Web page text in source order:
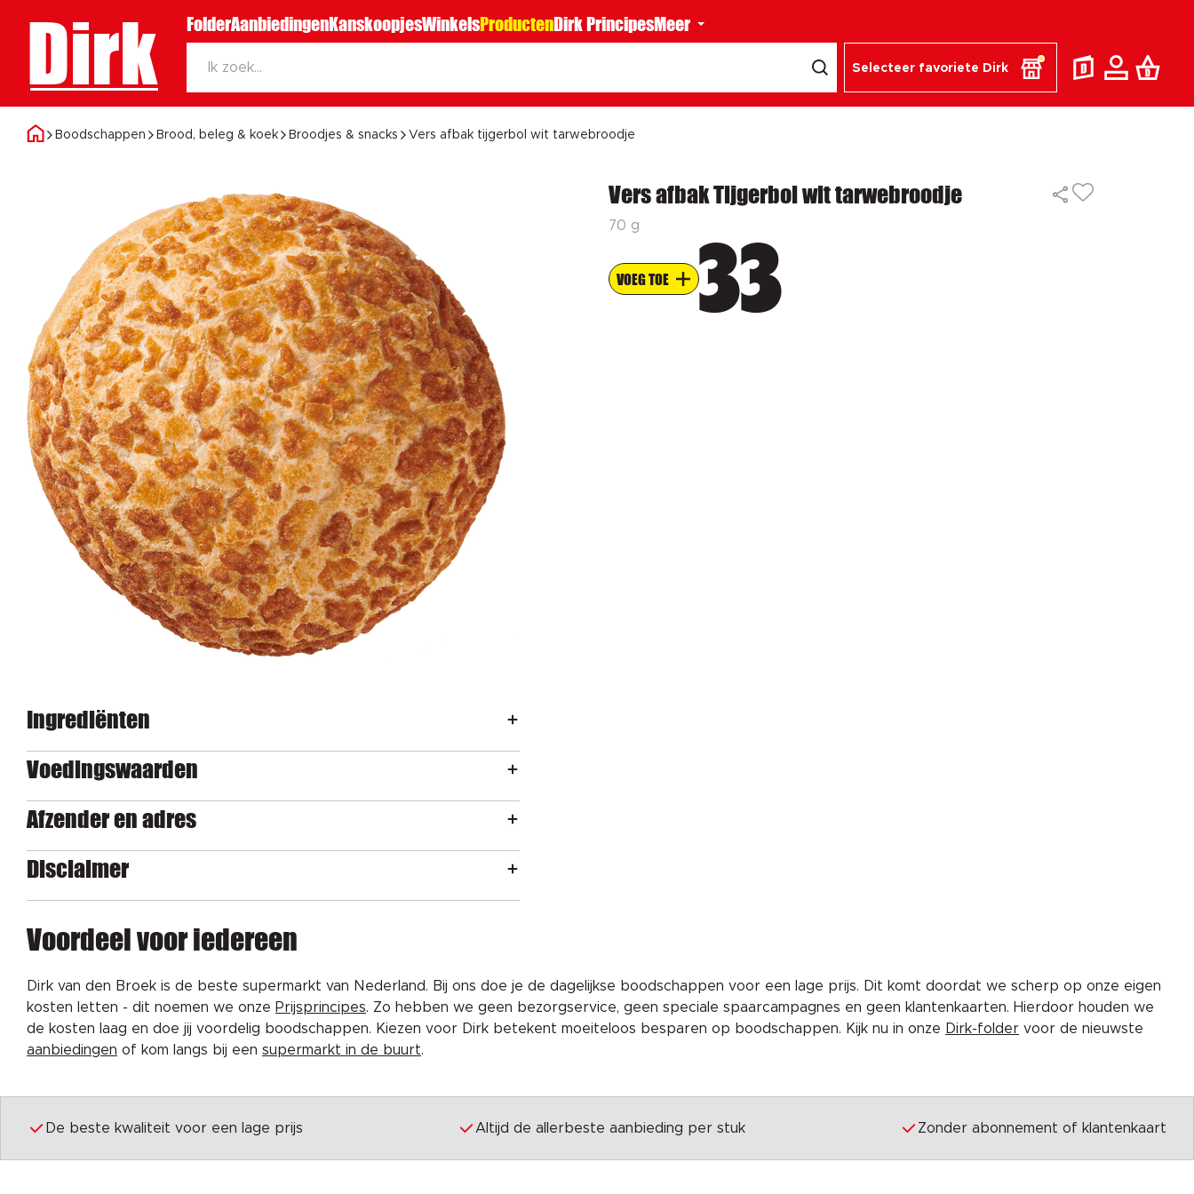
Dirk FolderAanbiedingenKanskoopjesWinkelsProductenDirk PrincipesMeer
Selecteer favoriete Dirk
Boodschappen Brood, beleg & koek Broodjes & snacks Vers afbak tijgerbol wit tarwebroodje
Vers afbak Tijgerbol wit tarwebroodje
70 g
VOEG TOE 33
Ingrediënten
Voedingswaarden
Afzender en adres
Disclaimer
Voordeel voor iedereen
Dirk van den Broek is de beste supermarkt van Nederland. Bij ons doe je de dagelijkse boodschappen voor een lage prijs. Dit komt doordat we scherp op onze eigen
kosten letten - dit noemen we onze Prijsprincipes. Zo hebben we geen bezorgservice, geen speciale spaarcampagnes en geen klantenkaarten. Hierdoor houden we
de kosten laag en doe jij voordelig boodschappen. Kiezen voor Dirk betekent moeiteloos besparen op boodschappen. Kijk nu in onze Dirk-folder voor de nieuwste
aanbiedingen of kom langs bij een supermarkt in de buurt.
De beste kwaliteit voor een lage prijs Altijd de allerbeste aanbieding per stuk Zonder abonnement of klantenkaart